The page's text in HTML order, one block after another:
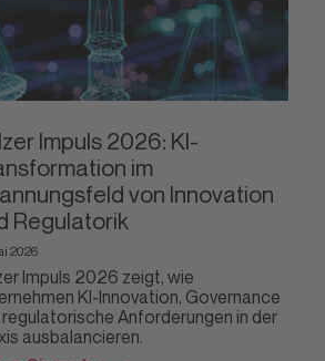
Impuls 2026: KI-
im
von Innovation
Regulatorik
2026
Impuls 2026 zeigt, wie
KI-Innovation, Governance
regulatorische Anforderungen in der
ausbalancieren.